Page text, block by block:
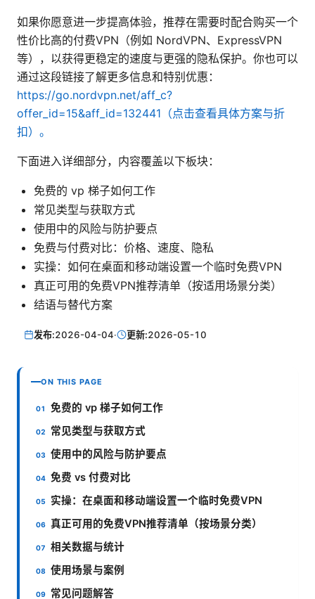
如果你愿意进一步提高体验，推荐在需要时配合购买一个
性价比高的付费VPN（例如 NordVPN、ExpressVPN
等），以获得更稳定的速度与更强的隐私保护。你也可以
通过这段链接了解更多信息和特别优惠：
https://go.nordvpn.net/aff_c?
offer_id=15&aff_id=132441（点击查看具体方案与折
扣）。
下面进入详细部分，内容覆盖以下板块：
免费的 vp 梯子如何工作
常见类型与获取方式
使用中的风险与防护要点
免费与付费对比：价格、速度、隐私
实操：如何在桌面和移动端设置一个临时免费VPN
真正可用的免费VPN推荐清单（按适用场景分类）
结语与替代方案
发布:2026-04-04· 更新:2026-05-10
ON THIS PAGE
免费的 vp 梯子如何工作
常见类型与获取方式
使用中的风险与防护要点
免费 vs 付费对比
实操：在桌面和移动端设置一个临时免费VPN
真正可用的免费VPN推荐清单（按场景分类）
相关数据与统计
使用场景与案例
常见问题解答